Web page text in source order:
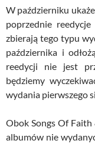
W październiku
poprzednie
zbierają tego typu
października i
reedycji nie jest
będziemy
wydania pierwszego
Obok Songs Of
albumów nie